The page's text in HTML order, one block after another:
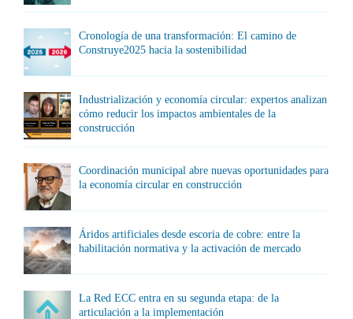
Cronología de una transformación: El camino de
Construye2025 hacia la sostenibilidad
Industrialización y economía circular: expertos analizan
cómo reducir los impactos ambientales de la
construcción
Coordinación municipal abre nuevas oportunidades para
la economía circular en construcción
Áridos artificiales desde escoria de cobre: entre la
habilitación normativa y la activación de mercado
La Red ECC entra en su segunda etapa: de la
articulación a la implementación